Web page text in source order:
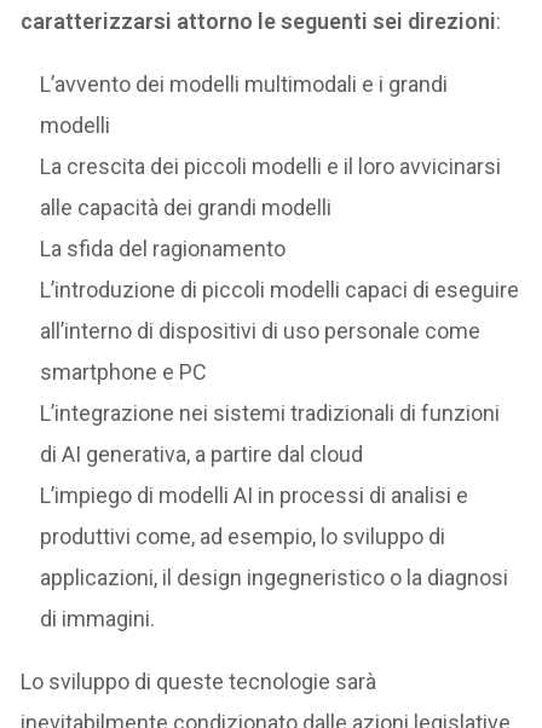
caratterizzarsi attorno le seguenti sei direzioni:
L’avvento dei modelli multimodali e i grandi
modelli
La crescita dei piccoli modelli e il loro avvicinarsi
alle capacità dei grandi modelli
La sfida del ragionamento
L’introduzione di piccoli modelli capaci di eseguire
all’interno di dispositivi di uso personale come
smartphone e PC
L’integrazione nei sistemi tradizionali di funzioni
di AI generativa, a partire dal cloud
L’impiego di modelli AI in processi di analisi e
produttivi come, ad esempio, lo sviluppo di
applicazioni, il design ingegneristico o la diagnosi
di immagini.
Lo sviluppo di queste tecnologie sarà
inevitabilmente condizionato dalle azioni legislative